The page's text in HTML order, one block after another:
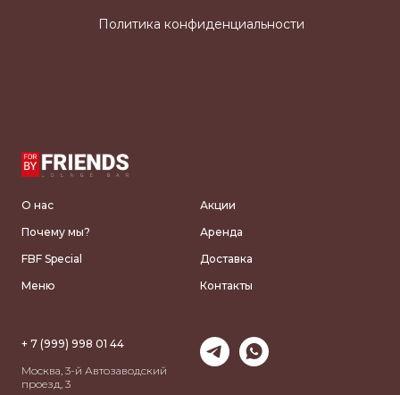
Политика конфиденциальности
О нас
Почему мы?
FBF Special
Меню
Акции
Аренда
Доставка
Контакты
+ 7 (999) 998 01 44
Москва, 3-й Автозаводский
проезд, 3